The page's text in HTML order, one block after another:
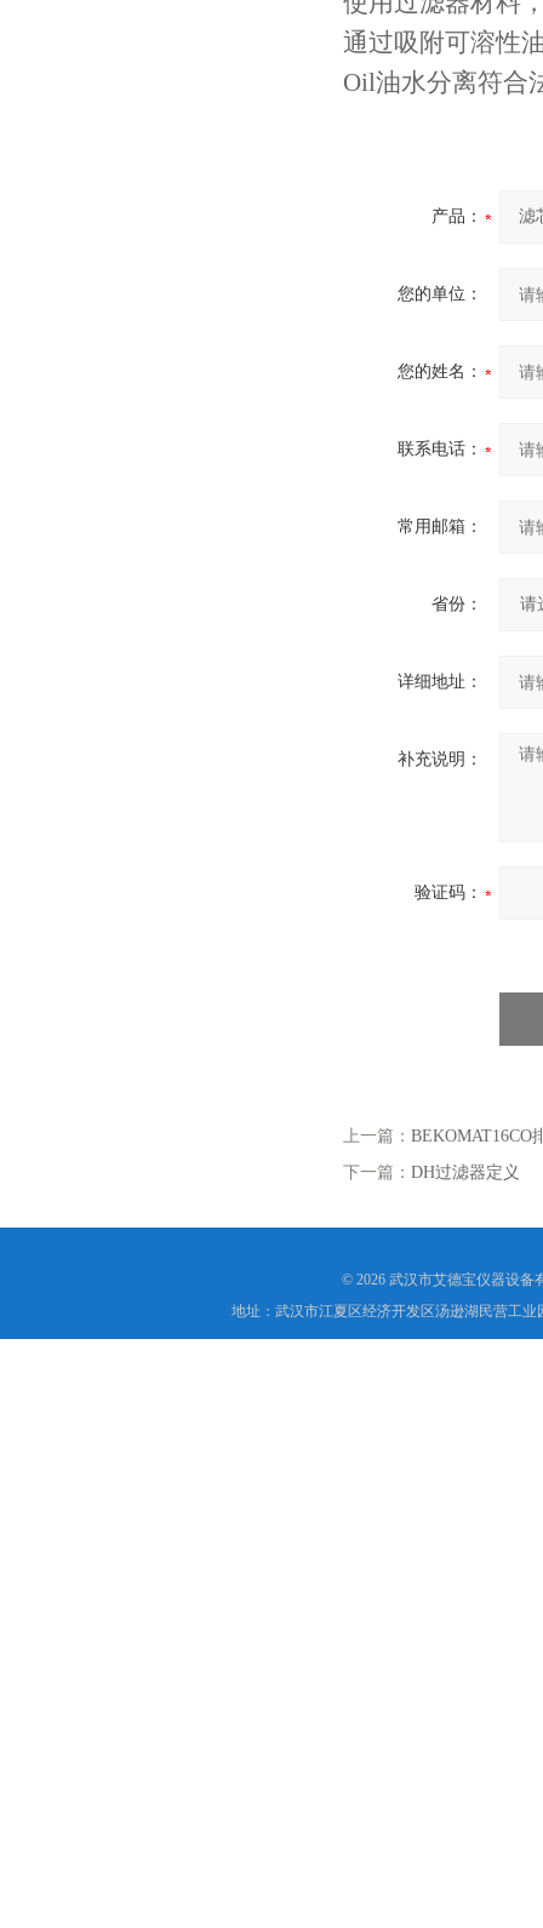
通过吸附可溶性
Oil油水分离符合
产品：
您的单位：
您的姓名：
联系电话：
常用邮箱：
省份：
详细地址：
补充说明：
验证码：
上一篇： BEKOMAT16CO
下一篇： DH过滤器定义
© 2026 武汉市艾德宝仪器设备
地址：武汉市江夏区经济开发区汤逊湖民营工业